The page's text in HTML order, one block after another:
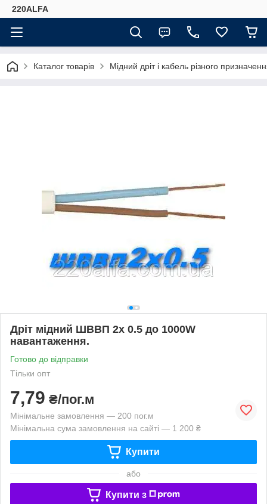
220ALFA
Каталог товарів Мідний дріт і кабель різного
Дріт мідний ШВВП 2х 0.5 до 1000W
навантаження.
Готово до відправки
Тільки опт
7,79 ₴/пог.м
Мінімальне замовлення — 200 пог.м
Мінімальна сума замовлення на сайті — 1 200 ₴
Купити
або
Купити з